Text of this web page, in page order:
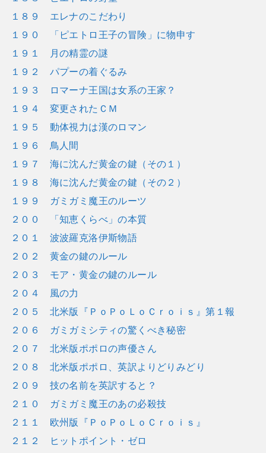
１８９ エレナのこだわり
１９０ 「ピエトロ王子の冒険」に物申す
１９１ 月の精霊の謎
１９２ パプーの着ぐるみ
１９３ ロマーナ王国は女系の王家？
１９４ 変更されたＣＭ
１９５ 動体視力は漢のロマン
１９６ 鳥人間
１９７ 海に沈んだ黄金の鍵（その１）
１９８ 海に沈んだ黄金の鍵（その２）
１９９ ガミガミ魔王のルーツ
２００ 「知恵くらべ」の本質
２０１ 波波羅克洛伊斯物語
２０２ 黄金の鍵のルール
２０３ モア・黄金の鍵のルール
２０４ 風の力
２０５ 北米版『ＰｏＰｏＬｏＣｒｏｉｓ』第１報
２０６ ガミガミシティの驚くべき秘密
２０７ 北米版ポポロの声優さん
２０８ 北米版ポポロ、英訳よりどりみどり
２０９ 技の名前を英訳すると？
２１０ ガミガミ魔王のあの必殺技
２１１ 欧州版『ＰｏＰｏＬｏＣｒｏｉｓ』
２１２ ヒットポイント・ゼロ